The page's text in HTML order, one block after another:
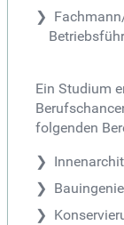
Ein Studium
folgenden